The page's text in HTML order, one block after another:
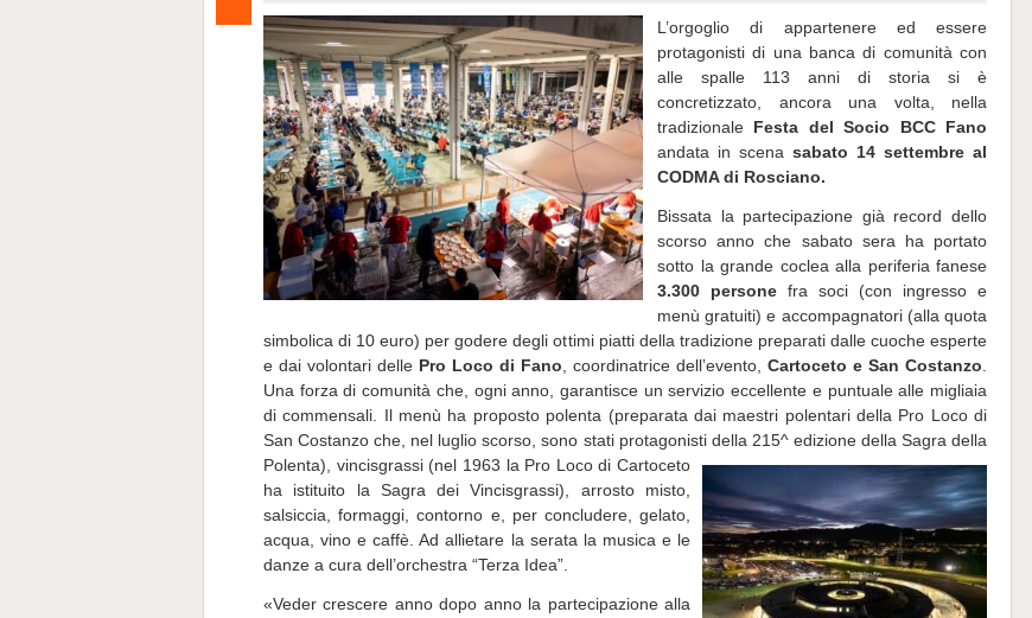
L’orgoglio di appartenere ed essere
protagonisti di una banca di comunità con
alle spalle 113 anni di storia si è
concretizzato, ancora una volta, nella
tradizionale Festa del Socio BCC Fano
andata in scena sabato 14 settembre al
CODMA di Rosciano.
Bissata la partecipazione già record dello
scorso anno che sabato sera ha portato
sotto la grande coclea alla periferia fanese
3.300 persone fra soci (con ingresso e
menù gratuiti) e accompagnatori (alla quota
simbolica di 10 euro) per godere degli ottimi piatti della tradizione preparati dalle cuoche esperte
e dai volontari delle Pro Loco di Fano , coordinatrice dell’evento, Cartoceto e San Costanzo
Una forza di comunità che, ogni anno, garantisce un servizio eccellente e puntuale alle migliaia
di commensali. Il menù ha proposto polenta (preparata dai maestri polentari della Pro Loco di
San Costanzo che, nel luglio scorso, sono stati protagonisti della 215^ edizione della Sagra della
Polenta),
vincisgrassi (nel 1963 la Pro Loco di Cartoceto
ha istituito la Sagra dei Vincisgrassi), arrosto misto,
salsiccia, formaggi, contorno e, per concludere, gelato,
acqua, vino e caffè. Ad allietare la serata la musica e le
danze a cura dell’orchestra “Terza Idea”.
«Veder crescere anno dopo anno la partecipazione alla